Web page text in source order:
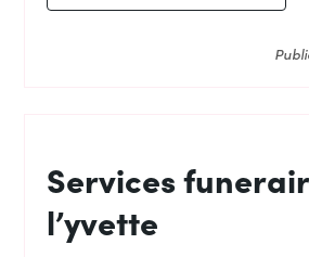
Services
l’yvette